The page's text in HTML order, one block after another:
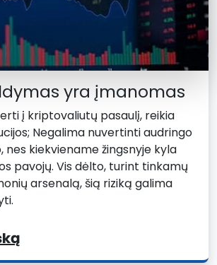
yra įmanomas
į kriptovaliutų pasaulį, reikia
Negalima nuvertinti audringo
nes kiekviename žingsnyje kyla
pavojų. Vis dėlto, turint tinkamų
arsenalą, šią riziką galima